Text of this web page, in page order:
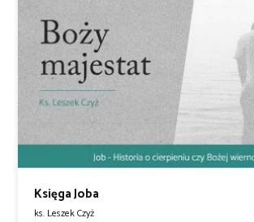
Księga Joba
ks. Leszek Czyż